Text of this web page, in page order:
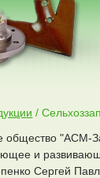
/
общество "АСМ-
и
Сергей